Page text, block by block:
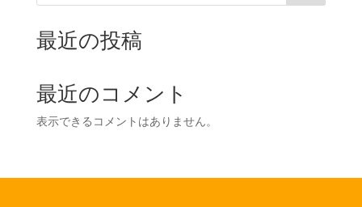
最近の投稿
最近のコメント
表示できるコメントはありません。